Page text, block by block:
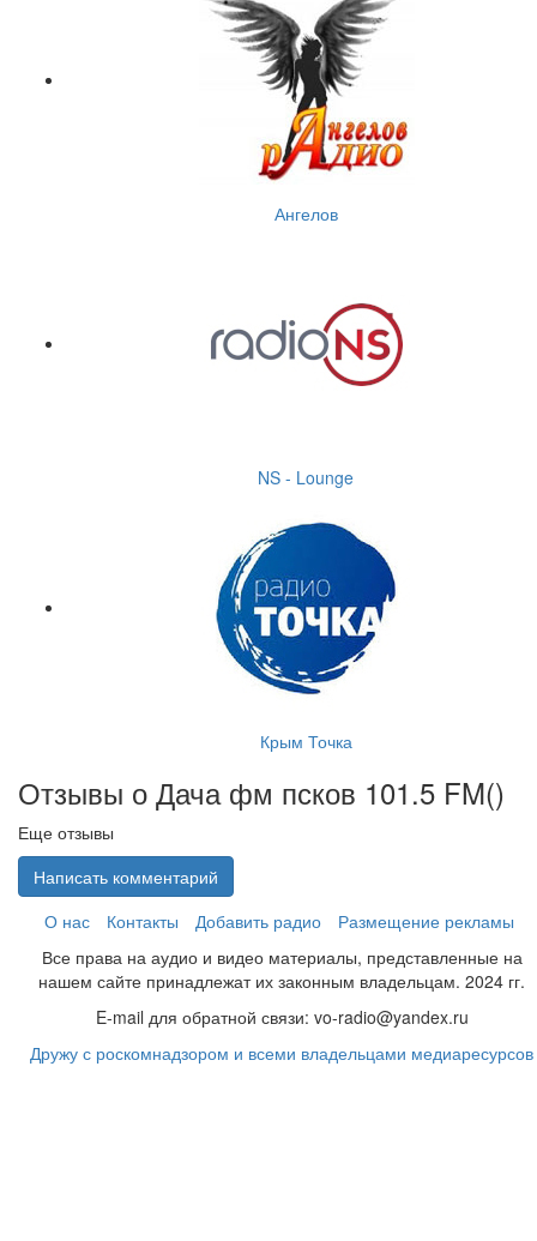
Ангелов
NS - Lounge
Крым Точка
Отзывы о Дача фм псков 101.5 FM()
Еще отзывы
Написать комментарий
О нас
Контакты Добавить радио
Размещение рекламы
Все права на аудио и видео материалы, представленные на
нашем сайте принадлежат их законным владельцам. 2024 гг.
E-mail для обратной связи: vo-radio@yandex.ru
Дружу с роскомнадзором и всеми владельцами медиаресурсов